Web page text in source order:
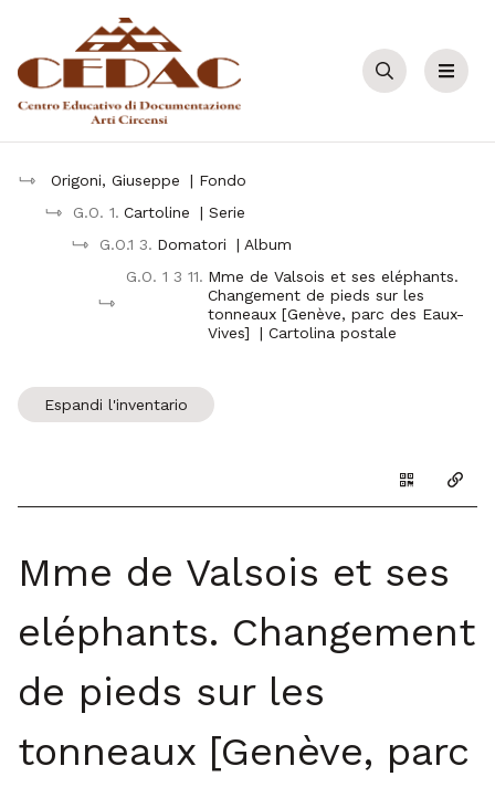
Cerca Menu
Origoni, Giuseppe
| Fondo
G.O. 1. Cartoline
| Serie
G.O.1 3. Domatori
| Album
G.O. 1 3 11. Mme de Valsois et ses eléphants.
Changement de pieds sur les
tonneaux [Genève, parc des Eaux-
Vives]
| Cartolina postale
Espandi l'inventario
Genera il
Mme de Valsois et ses
eléphants. Changement
de pieds sur les
tonneaux [Genève, parc